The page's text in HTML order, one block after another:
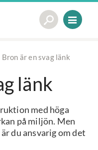
Bron är en svag länk
länk
med höga
på miljön. Men
du ansvarig om det